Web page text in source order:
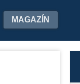
MAGAZÍN